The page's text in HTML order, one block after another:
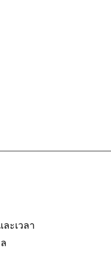
ะเวลา